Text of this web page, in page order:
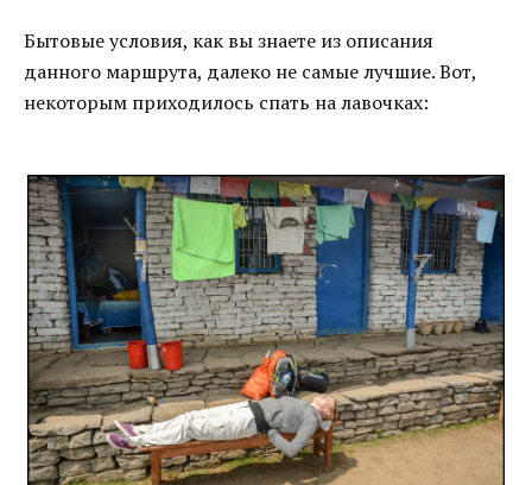
Бытовые условия, как вы знаете из описания
данного маршрута, далеко не самые лучшие. Вот,
некоторым приходилось спать на лавочках: